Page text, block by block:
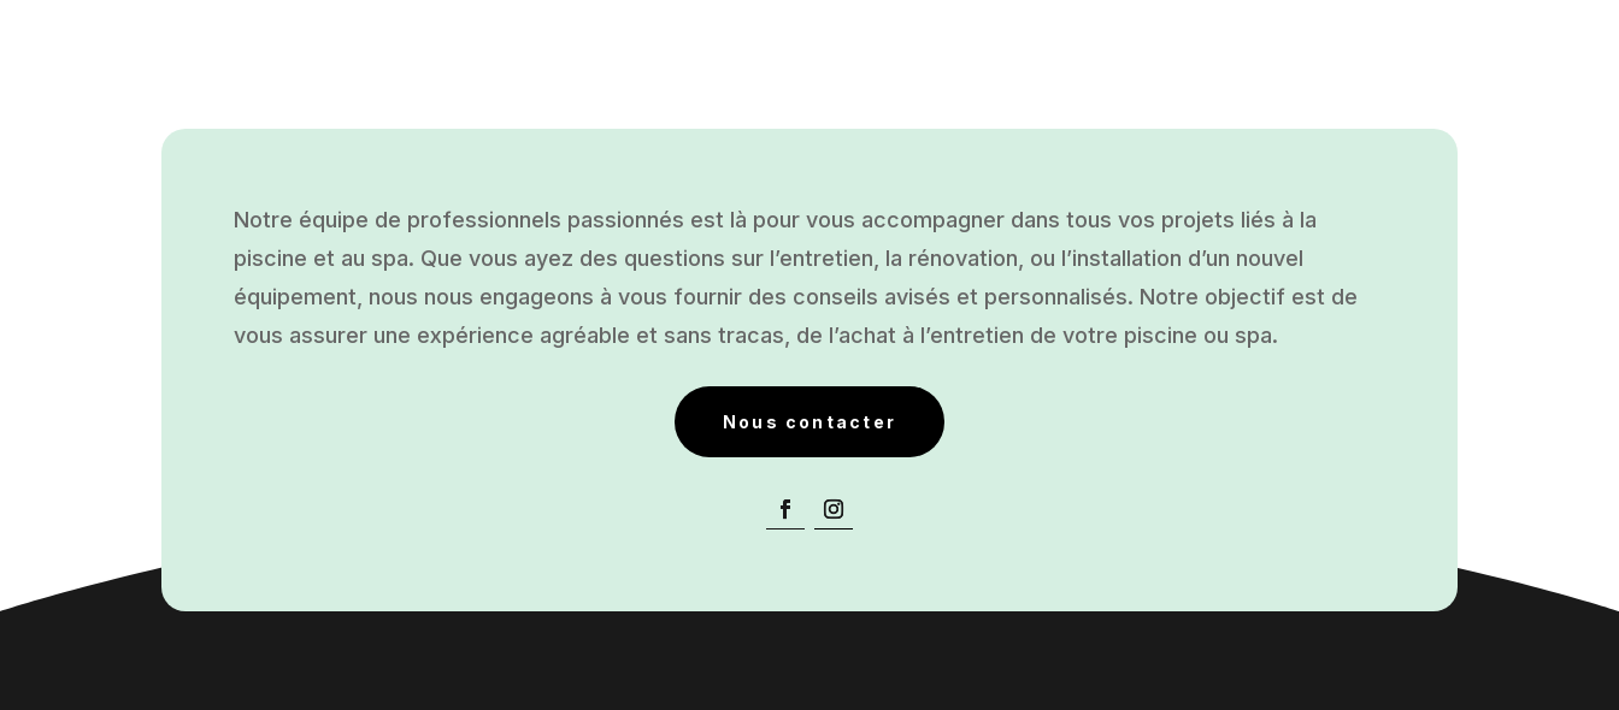
Notre équipe de professionnels passionnés est là pour vous accompagner dans tous vos projets liés à la
piscine et au spa. Que vous ayez des questions sur l’entretien, la rénovation, ou l’installation d’un nouvel
équipement, nous nous engageons à vous fournir des conseils avisés et personnalisés. Notre objectif est de
vous assurer une expérience agréable et sans tracas, de l’achat à l’entretien de votre piscine ou spa.
Nous contacter